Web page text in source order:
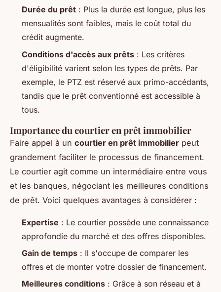
Durée du prêt : Plus la durée est longue, plus les
mensualités sont faibles, mais le coût total du
crédit augmente.
Conditions d'accès aux prêts : Les critères
d'éligibilité varient selon les types de prêts. Par
exemple, le PTZ est réservé aux primo-accédants,
tandis que le prêt conventionné est accessible à
tous.
Importance du courtier en prêt immobilier
Faire appel à un courtier en prêt immobilier peut
grandement faciliter le processus de financement.
Le courtier agit comme un intermédiaire entre vous
et les banques, négociant les meilleures conditions
de prêt. Voici quelques avantages à considérer :
Expertise : Le courtier possède une connaissance
approfondie du marché et des offres disponibles.
Gain de temps : Il s'occupe de comparer les
offres et de monter votre dossier de financement.
Meilleures conditions : Grâce à son réseau et à